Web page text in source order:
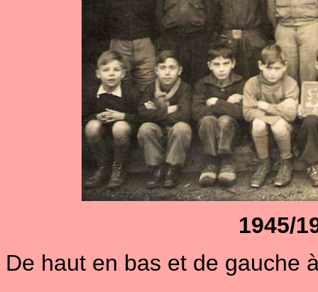
1945/
De haut en bas et de gauche